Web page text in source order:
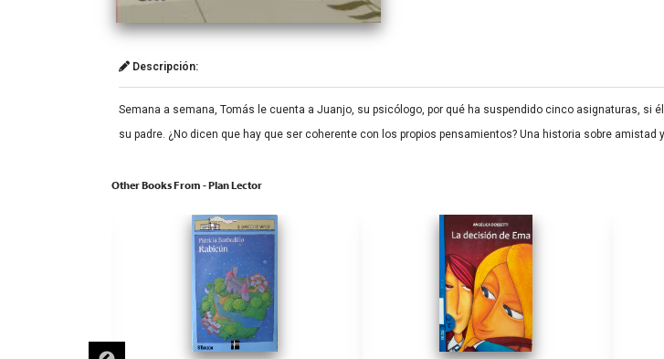
Descripción:
Semana a semana, Tomás le cuenta a Juanjo, su psicólogo, por qué ha suspendido cinco asignaturas, si
su padre. ¿No dicen que hay que ser coherente con los propios pensamientos? Una historia sobre amistad
Other Books From - Plan Lector